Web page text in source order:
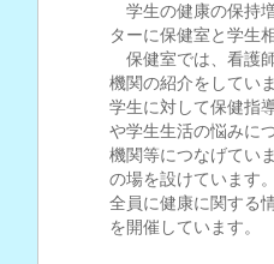
学生の健康の保持
ターに保健室と学生
保健室では、看護
機関の紹介をしてい
学生に対して保健指
や学生生活の悩みに
機関等につなげてい
の場を設けています
全員に健康に関する
を開催しています。